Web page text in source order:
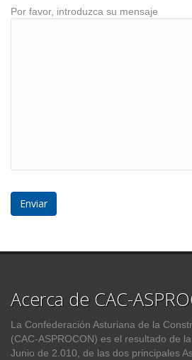
Por favor, introduzca su mensaje
Acerca de CAC-
La Confederación Asturiana de la
(CAC-ASPROCON) es el resultado de
Junio de 2.010, de las dos principales